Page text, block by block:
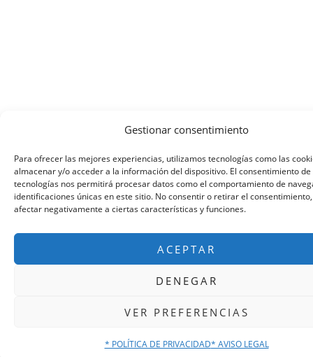
Gestionar consentimiento
Para ofrecer las mejores experiencias, utilizamos tecnologías como las
almacenar y/o acceder a la información del dispositivo. El consentimiento de
tecnologías nos permitirá procesar datos como el comportamiento de
identificaciones únicas en este sitio. No consentir o retirar el
afectar negativamente a ciertas características y funciones.
ACEPTAR
DENEGAR
VER PREFERENCIAS
* POLÍTICA DE PRIVACIDAD* AVISO LEGAL